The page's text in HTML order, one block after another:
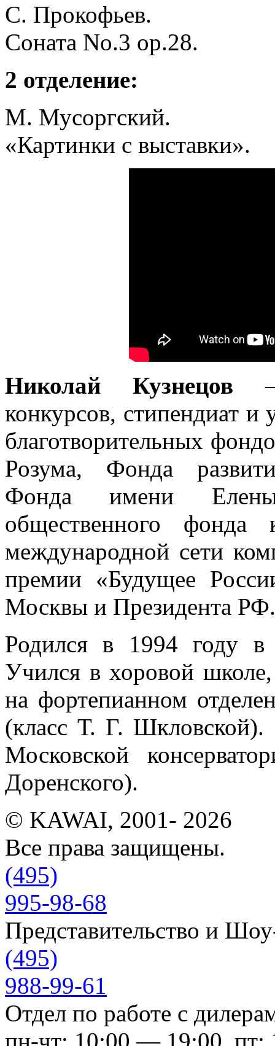
С. Прокофьев.
Соната No.3 op.28.
2 отделение:
М. Мусоргский.
«Картинки с выставки».
Николай Кузнецов —
конкурсов, стипендиат
благотворительных
Розума, Фонда
Фонда имени
общественного фонда
международной сети
премии «Будущее
Москвы и Президента РФ.
Родился в 1994 году в
Учился в хоровой школе,
на фортепианном
(класс Т. Г.
Московской
Доренского).
© KAWAI, 2001- 2026
Все права защищены.
(495)
995-98-68
Представительство и
(495)
988-99-61
Отдел по работе с
пн-чт: 10:00 — 19:00, пт: